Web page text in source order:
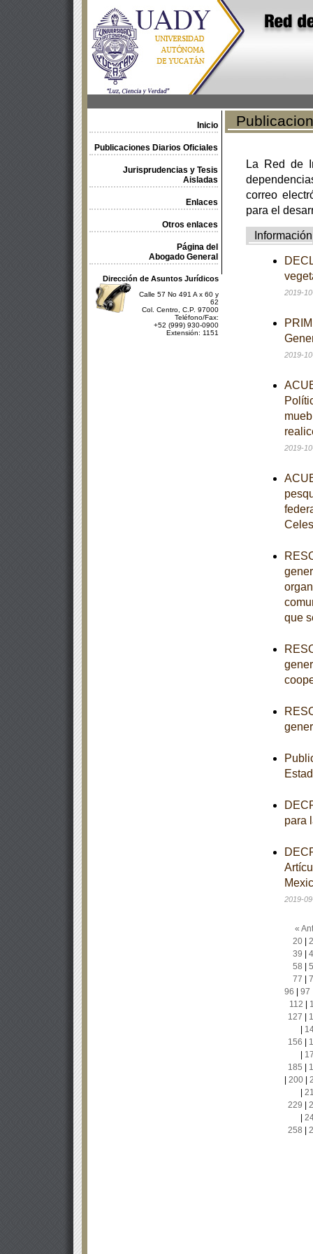
Inicio
Publicaciones Diarios Oficiales
Jurisprudencias y Tesis
Aisladas
Enlaces
Otros enlaces
Página del
Abogado General
Dirección de Asuntos Jurídicos
Calle 57 No 491 A x 60 y
62
Col. Centro, C.P. 97000
Teléfono/Fax:
+52 (999) 930-0900
Extensión: 1151
La Red de
correo
para el
Información
2019-
2019-
2019-
que
para
2019-
«
20|
39
58
77
96
97
112
127
156
185
200|
229
258